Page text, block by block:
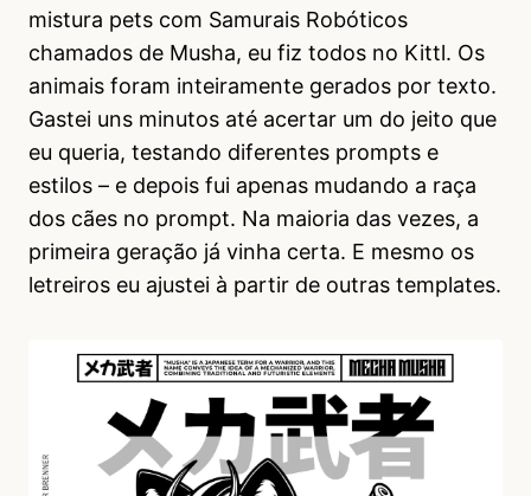
mistura pets com Samurais Robóticos
chamados de Musha, eu fiz todos no Kittl. Os
animais foram inteiramente gerados por texto.
Gastei uns minutos até acertar um do jeito que
eu queria, testando diferentes prompts e
estilos – e depois fui apenas mudando a raça
dos cães no prompt. Na maioria das vezes, a
primeira geração já vinha certa. E mesmo os
letreiros eu ajustei à partir de outras templates.